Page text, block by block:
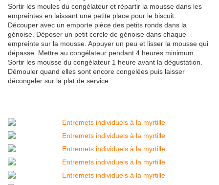
Sortir les moules du congélateur et répartir la mousse dans les
empreintes en laissant une petite place pour le biscuit.
Découper avec un emporte pièce des petits ronds dans la
génoise. Déposer un petit cercle de génoise dans chaque
empreinte sur la mousse. Appuyer un peu et lisser la mousse qui
dépasse. Mettre au congélateur pendant 4 heures minimum.
Sortir les mousse du congélateur 1 heure avant la dégustation.
Démouler quand elles sont encore congelées puis laisser
décongeler sur la plat de service.